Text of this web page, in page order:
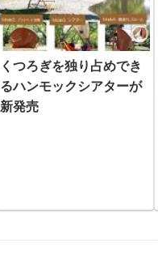
くつろぎを独り占めでき
るハンモックシアターが
新発売